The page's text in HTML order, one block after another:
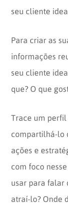
seu cliente
Para criar as
informações
seu cliente
que? O que
Trace um
compartilhá-lo
ações e
com foco
usar para falar
atraí-lo? Onde